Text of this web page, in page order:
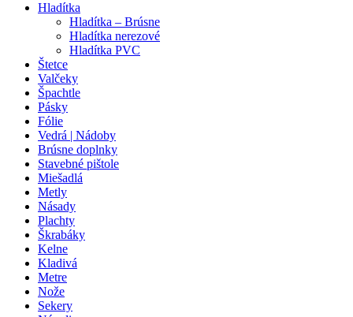
Hladítka
Hladítka – Brúsne
Hladítka nerezové
Hladítka PVC
Štetce
Valčeky
Špachtle
Pásky
Fólie
Vedrá | Nádoby
Brúsne doplnky
Stavebné pištole
Miešadlá
Metly
Násady
Plachty
Škrabáky
Kelne
Kladivá
Metre
Nože
Sekery